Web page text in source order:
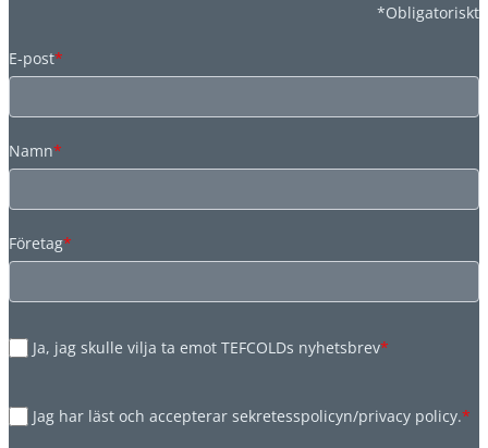
*Obligatoriskt
E-post*
Namn*
Företag*
Ja, jag skulle vilja ta emot TEFCOLDs nyhetsbrev*
Jag har läst och accepterar sekretesspolicyn/privacy policy.*